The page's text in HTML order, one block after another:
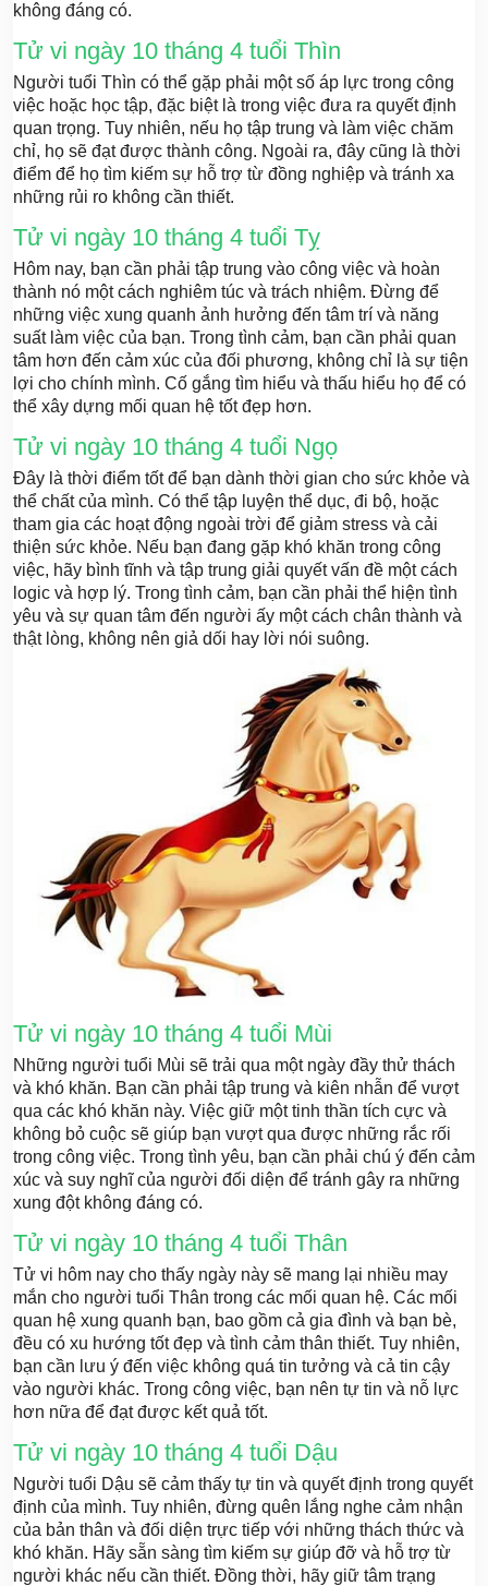
không đáng có.
Tử vi ngày 10 tháng 4 tuổi Thìn
Người tuổi Thìn có thể gặp phải một số áp lực trong công
việc hoặc học tập, đặc biệt là trong việc đưa ra quyết định
quan trọng. Tuy nhiên, nếu họ tập trung và làm việc chăm
chỉ, họ sẽ đạt được thành công. Ngoài ra, đây cũng là thời
điểm để họ tìm kiếm sự hỗ trợ từ đồng nghiệp và tránh xa
những rủi ro không cần thiết.
Tử vi ngày 10 tháng 4 tuổi Tỵ
Hôm nay, bạn cần phải tập trung vào công việc và hoàn
thành nó một cách nghiêm túc và trách nhiệm. Đừng để
những việc xung quanh ảnh hưởng đến tâm trí và năng
suất làm việc của bạn. Trong tình cảm, bạn cần phải quan
tâm hơn đến cảm xúc của đối phương, không chỉ là sự tiện
lợi cho chính mình. Cố gắng tìm hiểu và thấu hiểu họ để có
thể xây dựng mối quan hệ tốt đẹp hơn.
Tử vi ngày 10 tháng 4 tuổi Ngọ
Đây là thời điểm tốt để bạn dành thời gian cho sức khỏe và
thể chất của mình. Có thể tập luyện thể dục, đi bộ, hoặc
tham gia các hoạt động ngoài trời để giảm stress và cải
thiện sức khỏe. Nếu bạn đang gặp khó khăn trong công
việc, hãy bình tĩnh và tập trung giải quyết vấn đề một cách
logic và hợp lý. Trong tình cảm, bạn cần phải thể hiện tình
yêu và sự quan tâm đến người ấy một cách chân thành và
thật lòng, không nên giả dối hay lời nói suông.
Tử vi ngày 10 tháng 4 tuổi Mùi
Những người tuổi Mùi sẽ trải qua một ngày đầy thử thách
và khó khăn. Bạn cần phải tập trung và kiên nhẫn để vượt
qua các khó khăn này. Việc giữ một tinh thần tích cực và
không bỏ cuộc sẽ giúp bạn vượt qua được những rắc rối
trong công việc. Trong tình yêu, bạn cần phải chú ý đến cảm
xúc và suy nghĩ của người đối diện để tránh gây ra những
xung đột không đáng có.
Tử vi ngày 10 tháng 4 tuổi Thân
Tử vi hôm nay cho thấy ngày này sẽ mang lại nhiều may
mắn cho người tuổi Thân trong các mối quan hệ. Các mối
quan hệ xung quanh bạn, bao gồm cả gia đình và bạn bè,
đều có xu hướng tốt đẹp và tình cảm thân thiết. Tuy nhiên,
bạn cần lưu ý đến việc không quá tin tưởng và cả tin cậy
vào người khác. Trong công việc, bạn nên tự tin và nỗ lực
hơn nữa để đạt được kết quả tốt.
Tử vi ngày 10 tháng 4 tuổi Dậu
Người tuổi Dậu sẽ cảm thấy tự tin và quyết định trong quyết
định của mình. Tuy nhiên, đừng quên lắng nghe cảm nhận
của bản thân và đối diện trực tiếp với những thách thức và
khó khăn. Hãy sẵn sàng tìm kiếm sự giúp đỡ và hỗ trợ từ
người khác nếu cần thiết. Đồng thời, hãy giữ tâm trạng